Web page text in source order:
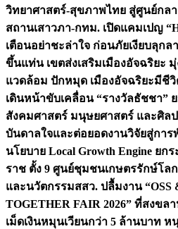
วิทยาศาสตร์-สุขภาพไทย สู่ศูนย์กล
สถานเสาวภา-กทม. เปิดแคมเปญ
เตือนอย่าชะล่าใจ ก่อนภัยเงียบลุกล
ขึ้นแท่น เขตส่งเสริมเมืองอัจฉริยะ
แวดล้อม ปักหมุด เมืองอัจฉริยะมีชี
เดินหน้าขับเคลื่อน “รางวัลธัชชา”
สังคมศาสตร์ มนุษยศาสตร์ และศิล
บันดาลใจและต่อยอดงานวิจัยสู่กา
นโยบาย Local Growth Engine ย
ราช ตั้ง 9 ศูนย์ชุมชนเกษตรรักษ์โล
และนวัตกรรมสสว. ปลื้มงาน “OSS
TOGETHER FAIR 2026” ที่สงขล
เม็ดเงินหมุนเวียนกว่า 5 ล้านบาท ห